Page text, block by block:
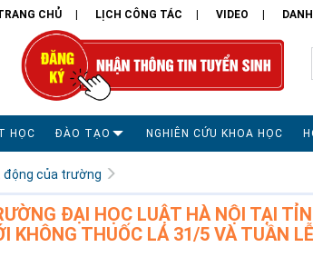
CHỦ LỊCH CÔNG TÁC VIDEO
HỌC ĐÀO TẠO NGHIÊN CỨU KHOA HỌC
động của trường
ĐẠI HỌC LUẬT HÀ NỘI TẠI
KHÔNG THUỐC LÁ 31/5 VÀ TUẦN